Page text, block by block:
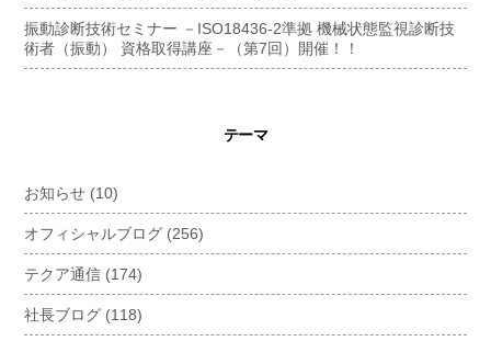
振動診断技術セミナー －ISO18436-2準拠 機械状態監視診断技
術者（振動） 資格取得講座－（第7回）開催！！
テーマ
お知らせ (10)
オフィシャルブログ (256)
テクア通信 (174)
社長ブログ (118)